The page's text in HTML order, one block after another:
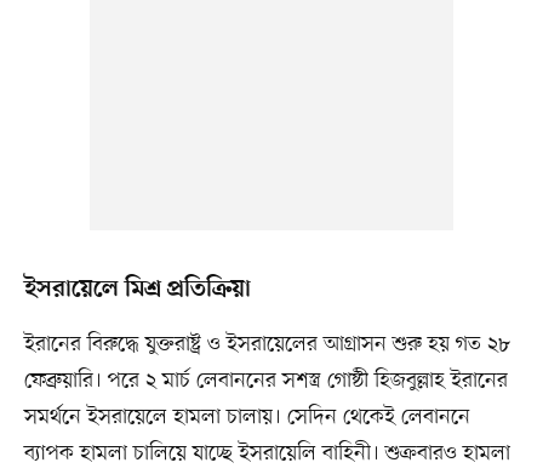
ইসরায়েলে মিশ্র প্রতিক্রিয়া
ইরানের বিরুদ্ধে যুক্তরাষ্ট্র ও ইসরায়েলের আগ্রাসন শুরু হয় গত ২৮
ফেব্রুয়ারি। পরে ২ মার্চ লেবাননের সশস্ত্র গোষ্ঠী হিজবুল্লাহ ইরানের
সমর্থনে ইসরায়েলে হামলা চালায়। সেদিন থেকেই লেবাননে
ব্যাপক হামলা চালিয়ে যাচ্ছে ইসরায়েলি বাহিনী। শুক্রবারও হামলা